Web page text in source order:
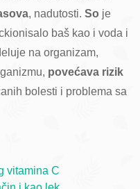
, nadutosti. So je
baš kao i voda i
na organizam,
povećava rizik
bolesti i problema sa
vitamina C